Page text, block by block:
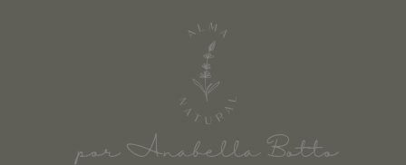
por Anabella Botto